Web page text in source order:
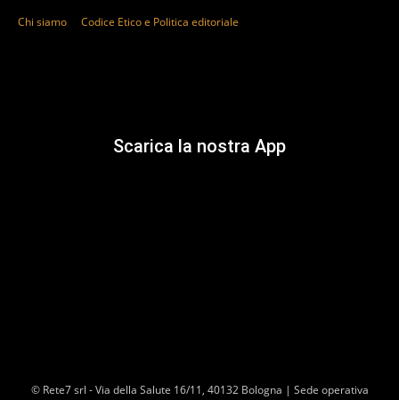
Chi siamo Codice Etico e Politica editoriale
Scarica la nostra App
© Rete7 srl - Via della Salute 16/11, 40132 Bologna | Sede operativa